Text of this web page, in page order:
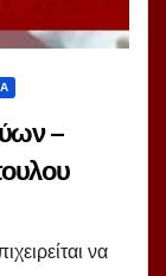
–
να